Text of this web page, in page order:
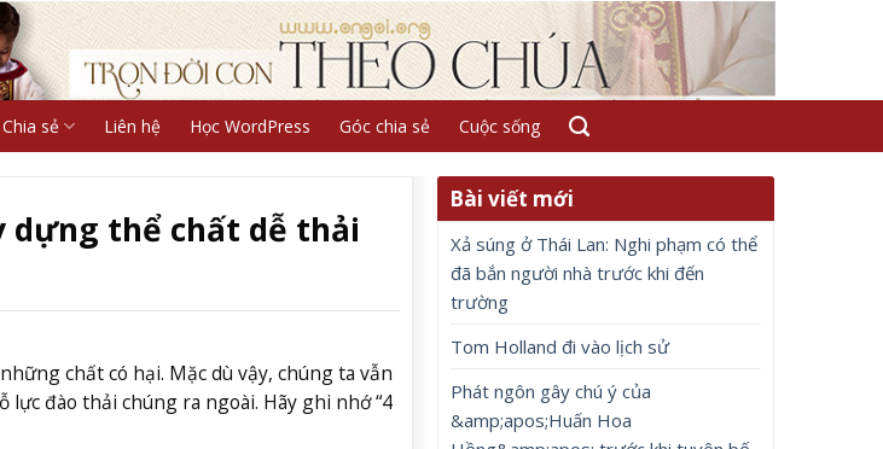
Chia sẻ Liên hệ Học WordPress Góc chia sẻ Cuộc sống
dựng thể chất dễ thải
chất có hại. Mặc dù vậy, chúng ta vẫn
đào thải chúng ra ngoài. Hãy ghi nhớ “4
Bài viết mới
Xả súng ở Thái Lan: Nghi phạm có thể
đã bắn người nhà trước khi đến
trường
Tom Holland đi vào lịch sử
Phát ngôn gây chú ý của
&amp;apos;Huấn Hoa